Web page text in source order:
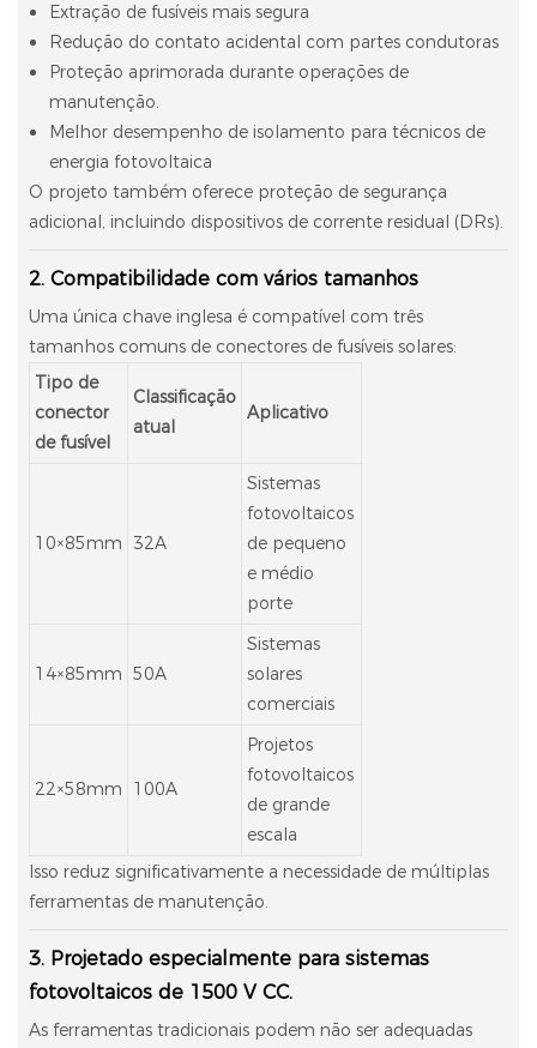
Extração de fusíveis mais segura
Redução do contato acidental com partes condutoras
Proteção aprimorada durante operações de
manutenção.
Melhor desempenho de isolamento para técnicos de
energia fotovoltaica
O projeto também oferece proteção de segurança
adicional, incluindo dispositivos de corrente residual (DRs).
2. Compatibilidade com vários tamanhos
Uma única chave inglesa é compatível com três
tamanhos comuns de conectores de fusíveis solares:
Tipo de
conector
de fusível
Classificação
atual
Aplicativo
10×85mm 32A
Sistemas
fotovoltaicos
de pequeno
e médio
porte
14×85mm 50A
Sistemas
solares
comerciais
22×58mm 100A
Projetos
fotovoltaicos
de grande
escala
Isso reduz significativamente a necessidade de múltiplas
ferramentas de manutenção.
3. Projetado especialmente para sistemas
fotovoltaicos de 1500 V CC.
As ferramentas tradicionais podem não ser adequadas